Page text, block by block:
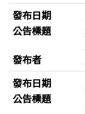
發布日期
公告標題
發布者
發布日期
公告標題